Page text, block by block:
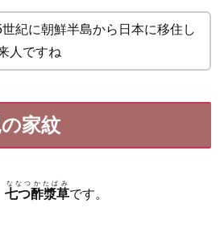
紀に朝鮮半島から日本に移住し
人ですね
家紋
七つ酢漿草
ななつかたばみ
です。